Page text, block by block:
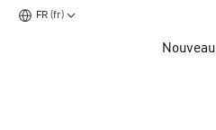
FR (fr)
Aller au contenu principalNouveau